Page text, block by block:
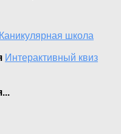
Каникулярная школа
Интерактивный квиз